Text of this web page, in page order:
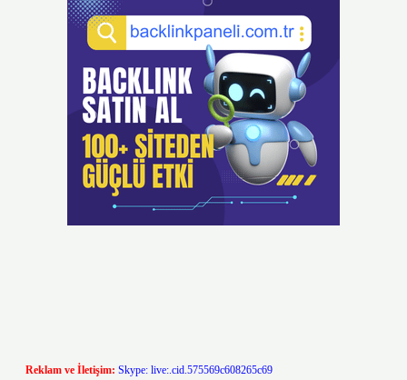
Reklam ve İletişim: Skype: live:.cid.575569c608265c69